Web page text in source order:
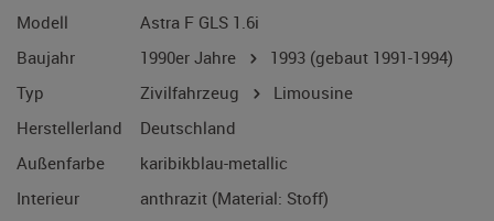
Modell
Astra F GLS 1.6i
Baujahr
1990er Jahre 1993 (gebaut 1991-1994)
Typ
Zivilfahrzeug
Limousine
Herstellerland
Deutschland
Außenfarbe
karibikblau-metallic
Interieur
anthrazit (Material: Stoff)